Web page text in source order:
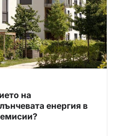
на
енергия в